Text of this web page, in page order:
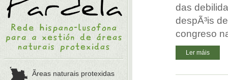
Ãreas naturais protexidas
das
despÃ³is
congreso
Ler máis